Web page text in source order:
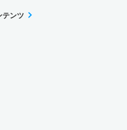
テンツ